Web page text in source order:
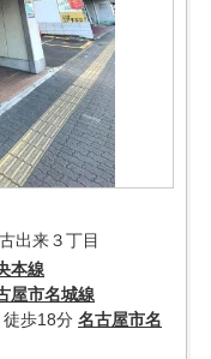
古出来３丁目
本線
屋市名城線
徒歩18分 名古屋市名